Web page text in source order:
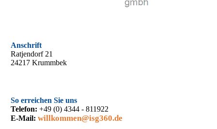
Anschrift
Ratjendorf 21
24217 Krummbek
So erreichen Sie uns
Telefon: +49 (0) 4344 - 811922
E-Mail: willkommen@isg360.de